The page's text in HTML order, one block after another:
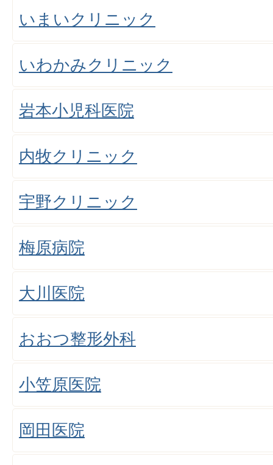
いまいクリニック
いわかみクリニック
岩本小児科医院
内牧クリニック
宇野クリニック
梅原病院
大川医院
おおつ整形外科
小笠原医院
岡田医院